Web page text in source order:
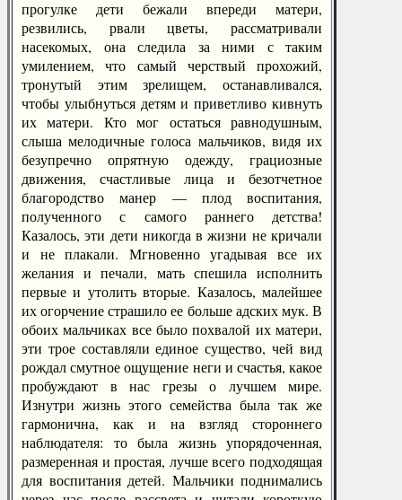
прогулке дети бежали впереди матери,
резвились, рвали цветы, рассматривали
насекомых, она следила за ними с таким
умилением, что самый черствый прохожий,
тронутый этим зрелищем, останавливался,
чтобы улыбнуться детям и приветливо кивнуть
их матери. Кто мог остаться равнодушным,
слыша мелодичные голоса мальчиков, видя их
безупречно опрятную одежду, грациозные
движения, счастливые лица и безотчетное
благородство манер — плод воспитания,
полученного с самого раннего детства!
Казалось, эти дети никогда в жизни не кричали
и не плакали. Мгновенно угадывая все их
желания и печали, мать спешила исполнить
первые и утолить вторые. Казалось, малейшее
их огорчение страшило ее больше адских мук. В
обоих мальчиках все было похвалой их матери,
эти трое составляли единое существо, чей вид
рождал смутное ощущение неги и счастья, какое
пробуждают в нас грезы о лучшем мире.
Изнутри жизнь этого семейства была так же
гармонична, как и на взгляд стороннего
наблюдателя: то была жизнь упорядоченная,
размеренная и простая, лучше всего подходящая
для воспитания детей. Мальчики поднимались